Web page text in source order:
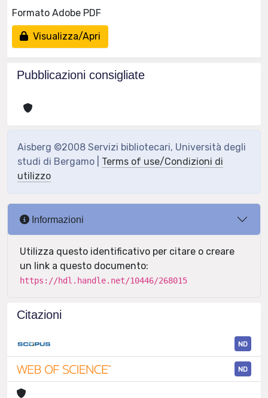
Formato Adobe PDF
Visualizza/Apri
Pubblicazioni consigliate
Aisberg ©2008 Servizi bibliotecari, Università degli
studi di Bergamo | Terms of use/Condizioni di
utilizzo
Informazioni
Utilizza questo identificativo per citare o creare
un link a questo documento:
https://hdl.handle.net/10446/268015
Citazioni
ND
ND